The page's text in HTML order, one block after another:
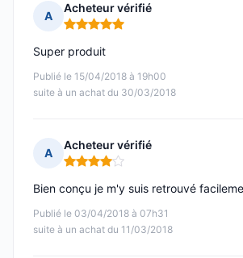
A
Acheteur vérifié
Note : 5 sur 5
Publié le 15/04/2018 à 19h00
suite à un achat du 30/03/2018
Super produit
A
Acheteur vérifié
Note : 4 sur 5
Publié le 03/04/2018 à 07h31
suite à un achat du 11/03/2018
Bien conçu je m'y suis retrouvé